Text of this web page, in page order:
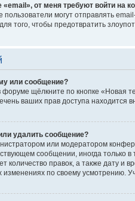
от меня требуют войти на
пользователи могут отправлять
того, чтобы предотвратить
или сообщение?
щёлкните по кнопке «Новая
ваших прав доступа
удалить сообщение?
или модератором
сообщении, иногда только
количество правок, а также дату
по своему усмотрению.